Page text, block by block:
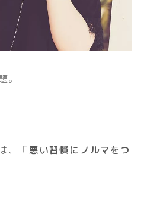
。
、
「悪い習慣にノルマをつ